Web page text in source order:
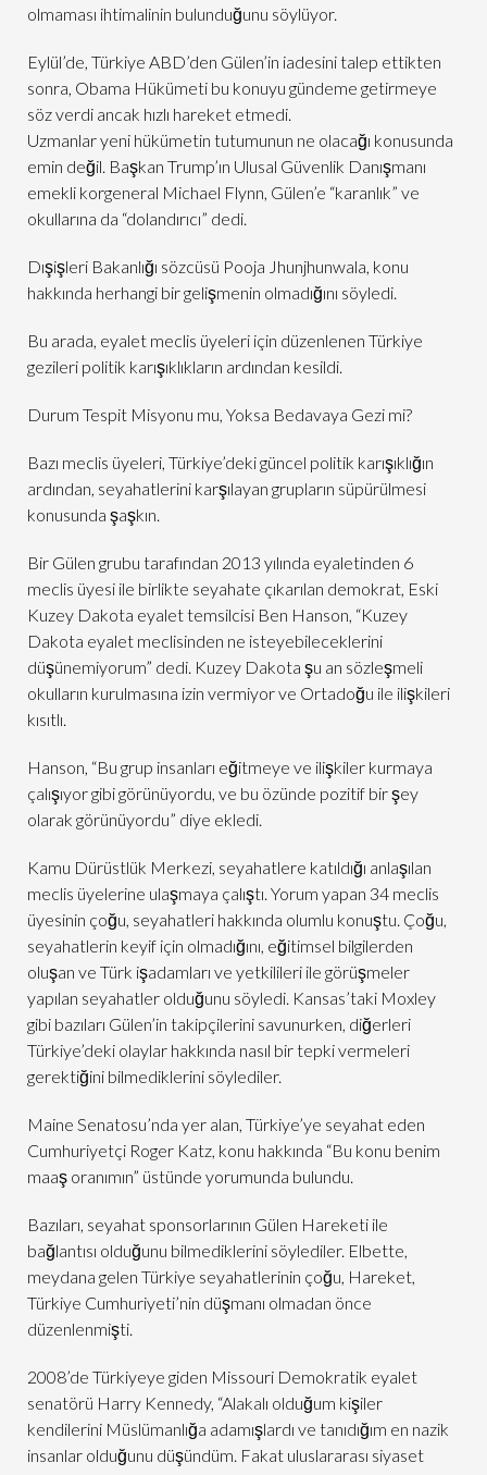
olmaması ihtimalinin bulunduğunu söylüyor.
Eylül’de, Türkiye ABD’den Gülen’in iadesini talep ettikten
sonra, Obama Hükümeti bu konuyu gündeme getirmeye
söz verdi ancak hızlı hareket etmedi.
Uzmanlar yeni hükümetin tutumunun ne olacağı konusunda
emin değil. Başkan Trump’ın Ulusal Güvenlik Danışmanı
emekli korgeneral Michael Flynn, Gülen’e “karanlık” ve
okullarına da “dolandırıcı” dedi.
Dışişleri Bakanlığı sözcüsü Pooja Jhunjhunwala, konu
hakkında herhangi bir gelişmenin olmadığını söyledi.
Bu arada, eyalet meclis üyeleri için düzenlenen Türkiye
gezileri politik karışıklıkların ardından kesildi.
Durum Tespit Misyonu mu, Yoksa Bedavaya Gezi mi?
Bazı meclis üyeleri, Türkiye’deki güncel politik karışıklığın
ardından, seyahatlerini karşılayan grupların süpürülmesi
konusunda şaşkın.
Bir Gülen grubu tarafından 2013 yılında eyaletinden 6
meclis üyesi ile birlikte seyahate çıkarılan demokrat, Eski
Kuzey Dakota eyalet temsilcisi Ben Hanson, “Kuzey
Dakota eyalet meclisinden ne isteyebileceklerini
düşünemiyorum” dedi. Kuzey Dakota şu an sözleşmeli
okulların kurulmasına izin vermiyor ve Ortadoğu ile ilişkileri
kısıtlı.
Hanson, “Bu grup insanları eğitmeye ve ilişkiler kurmaya
çalışıyor gibi görünüyordu, ve bu özünde pozitif bir şey
olarak görünüyordu” diye ekledi.
Kamu Dürüstlük Merkezi, seyahatlere katıldığı anlaşılan
meclis üyelerine ulaşmaya çalıştı. Yorum yapan 34 meclis
üyesinin çoğu, seyahatleri hakkında olumlu konuştu. Çoğu,
seyahatlerin keyif için olmadığını, eğitimsel bilgilerden
oluşan ve Türk işadamları ve yetkilileri ile görüşmeler
yapılan seyahatler olduğunu söyledi. Kansas’taki Moxley
gibi bazıları Gülen’in takipçilerini savunurken, diğerleri
Türkiye’deki olaylar hakkında nasıl bir tepki vermeleri
gerektiğini bilmediklerini söylediler.
Maine Senatosu’nda yer alan, Türkiye’ye seyahat eden
Cumhuriyetçi Roger Katz, konu hakkında “Bu konu benim
maaş oranımın” üstünde yorumunda bulundu.
Bazıları, seyahat sponsorlarının Gülen Hareketi ile
bağlantısı olduğunu bilmediklerini söylediler. Elbette,
meydana gelen Türkiye seyahatlerinin çoğu, Hareket,
Türkiye Cumhuriyeti’nin düşmanı olmadan önce
düzenlenmişti.
2008’de Türkiyeye giden Missouri Demokratik eyalet
senatörü Harry Kennedy, “Alakalı olduğum kişiler
kendilerini Müslümanlığa adamışlardı ve tanıdığım en nazik
insanlar olduğunu düşündüm. Fakat uluslararası siyaset